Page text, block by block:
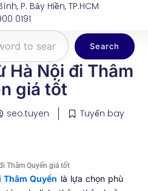
P. Bảy Hiền, TP.HCM
0191
Search
Hà Nội đi Thâm
giá tốt
seo.tuyen Tuyến bay
Thâm Quyến giá tốt
Thâm Quyến là lựa chọn phù